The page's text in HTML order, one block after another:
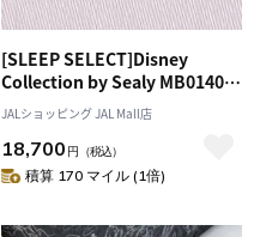
[SLEEP SELECT]Disney
Collection by Sealy MB0140
Box Sheets（ボックスシー
ツ）〔ダブル〕 ペールピンク
JALショッピング JAL Mall店
18,700 円 （税込）
積算 170 マイル (1倍)